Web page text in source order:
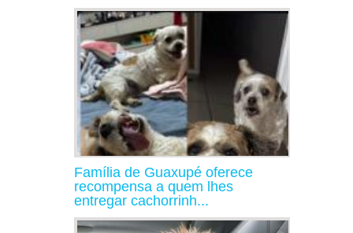
Família de Guaxupé oferece
recompensa a quem lhes
entregar cachorrinh...